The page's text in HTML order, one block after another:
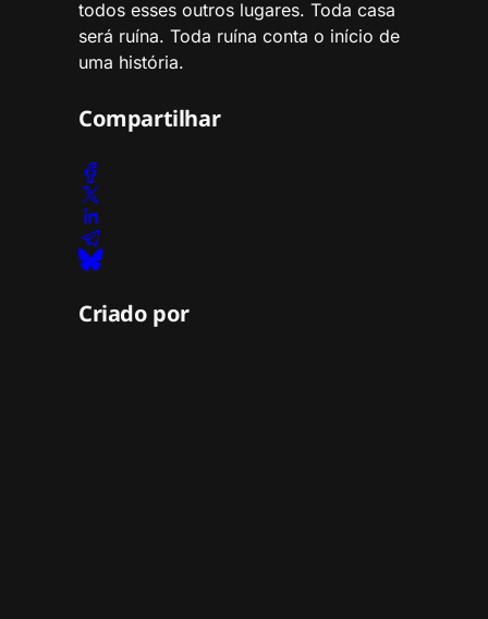
todos esses outros lugares. Toda casa
será ruína. Toda ruína conta o início de
uma história.
Compartilhar
Criado por